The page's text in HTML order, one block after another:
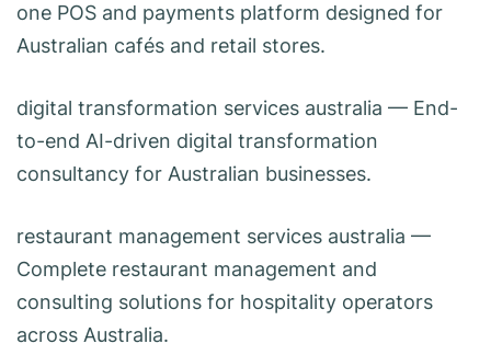
one POS and payments platform designed for
Australian cafés and retail stores.
digital transformation services australia — End-
to-end AI-driven digital transformation
consultancy for Australian businesses.
restaurant management services australia —
Complete restaurant management and
consulting solutions for hospitality operators
across Australia.